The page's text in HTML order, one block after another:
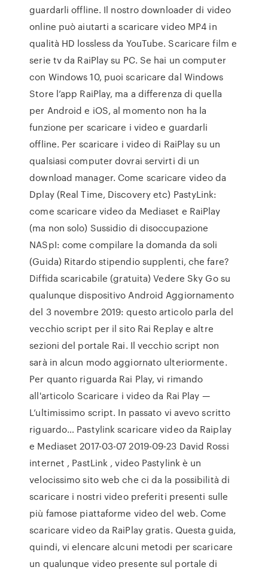
guardarli offline. Il nostro downloader di video
online può aiutarti a scaricare video MP4 in
qualità HD lossless da YouTube. Scaricare film e
serie tv da RaiPlay su PC. Se hai un computer
con Windows 10, puoi scaricare dal Windows
Store l’app RaiPlay, ma a differenza di quella
per Android e iOS, al momento non ha la
funzione per scaricare i video e guardarli
offline. Per scaricare i video di RaiPlay su un
qualsiasi computer dovrai servirti di un
download manager. Come scaricare video da
Dplay (Real Time, Discovery etc) PastyLink:
come scaricare video da Mediaset e RaiPlay
(ma non solo) Sussidio di disoccupazione
NASpI: come compilare la domanda da soli
(Guida) Ritardo stipendio supplenti, che fare?
Diffida scaricabile (gratuita) Vedere Sky Go su
qualunque dispositivo Android Aggiornamento
del 3 novembre 2019: questo articolo parla del
vecchio script per il sito Rai Replay e altre
sezioni del portale Rai. Il vecchio script non
sarà in alcun modo aggiornato ulteriormente.
Per quanto riguarda Rai Play, vi rimando
all'articolo Scaricare i video da Rai Play —
L’ultimissimo script. In passato vi avevo scritto
riguardo… Pastylink scaricare video da Raiplay
e Mediaset 2017-03-07 2019-09-23 David Rossi
internet , PastLink , video Pastylink è un
velocissimo sito web che ci da la possibilità di
scaricare i nostri video preferiti presenti sulle
più famose piattaforme video del web. Come
scaricare video da RaiPlay gratis. Questa guida,
quindi, vi elencare alcuni metodi per scaricare
un qualunque video presente sul portale di